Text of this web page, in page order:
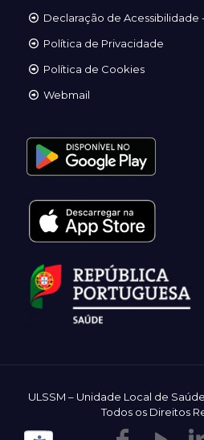
Declaração de Acessibilidade
Política de Privacidade
Política de Cookies
Webmail
ULSSM – Unidade Local de
Todos os Direitos